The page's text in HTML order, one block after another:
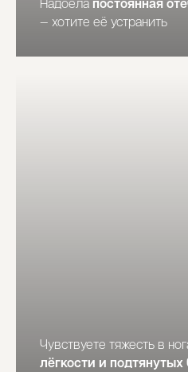
Надоела постоянная
— хотите её устранить
Чувствуете тяжесть в
лёгкости и подтянутых